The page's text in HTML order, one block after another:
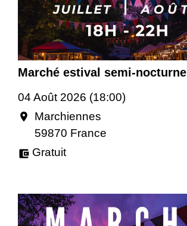
Marché estival semi-nocturne
04 Août 2026 (18:00)
location_on
Marchiennes
59870 France
account_balance_wallet Gratuit